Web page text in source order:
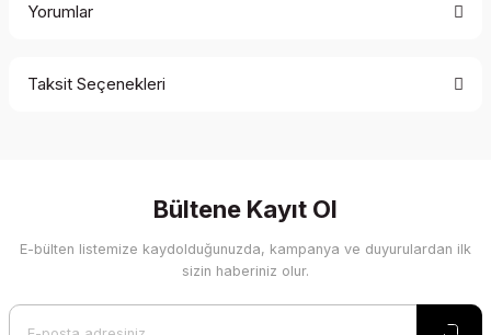
Yorumlar
Taksit Seçenekleri
Bültene Kayıt Ol
E-bülten listemize kaydolduğunuzda, kampanya ve duyurulardan ilk
sizin haberiniz olur.